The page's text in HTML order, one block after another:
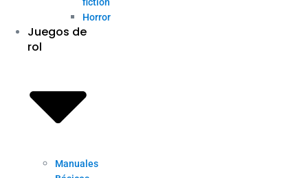
Horror
Juegos de
rol
Manuales